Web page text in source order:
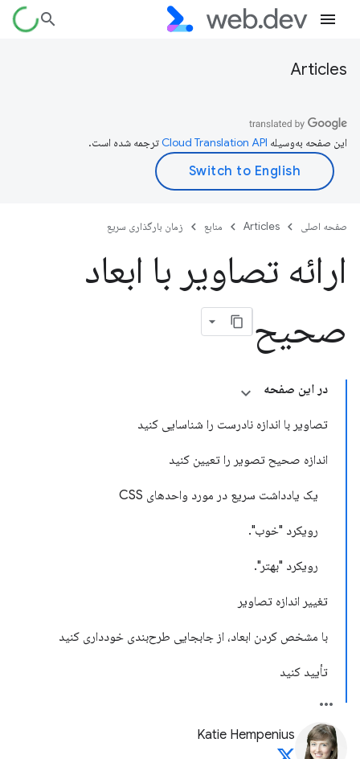
Articles
این صفحه به‌وسیله ترجمه شده است.
صفحه اصلی Articles منابع زمان بارگذاری سریع
ارائه تصاویر با ابعاد
صحیح
در این صفحه
تصاویر با اندازه نادرست را شناسایی کنید
اندازه صحیح تصویر را تعیین کنید
یک یادداشت سریع در مورد واحدهای CSS
رویکرد "خوب".
رویکرد "بهتر".
تغییر اندازه تصاویر
با مشخص کردن ابعاد، از جابجایی طرح‌بندی خودداری کنید
تأیید کنید
Katie Hempenius